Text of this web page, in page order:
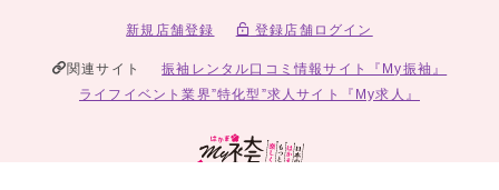
新規店舗登録 登録店舗ログイン
関連サイト
振袖レンタル口コミ情報サイト『My振袖』
ライフイベント業界”特化型”求人サイト『My求人』